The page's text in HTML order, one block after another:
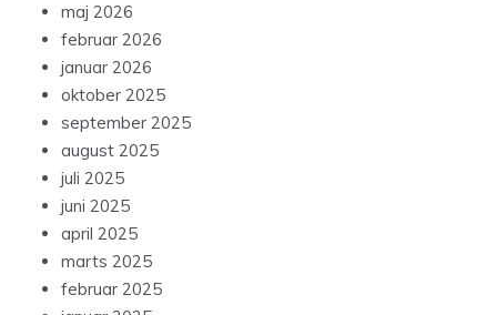
maj 2026
februar 2026
januar 2026
oktober 2025
september 2025
august 2025
juli 2025
juni 2025
april 2025
marts 2025
februar 2025